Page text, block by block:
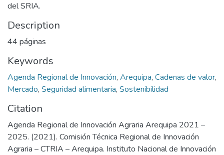
del SRIA.
Description
44 páginas
Keywords
Agenda Regional de Innovación, Arequipa, Cadenas de valor,
Mercado, Seguridad alimentaria, Sostenibilidad
Citation
Agenda Regional de Innovación Agraria Arequipa 2021 –
2025. (2021). Comisión Técnica Regional de Innovación
Agraria – CTRIA – Arequipa. Instituto Nacional de Innovación